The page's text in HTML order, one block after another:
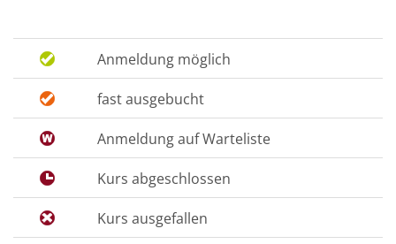
Anmeldung möglich
fast ausgebucht
Anmeldung auf Warteliste
Kurs abgeschlossen
Kurs ausgefallen